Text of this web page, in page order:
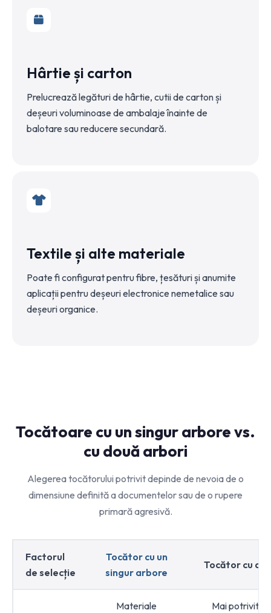
Hârtie și carton
Prelucrează legături de hârtie, cutii de carton și
deșeuri voluminoase de ambalaje înainte de
balotare sau reducere secundară.
Textile și alte materiale
Poate fi configurat pentru fibre, țesături și anumite
aplicații pentru deșeuri electronice nemetalice sau
deșeuri organice.
Tocătoare cu un singur arbore vs.
cu două arbori
Alegerea tocătorului potrivit depinde de nevoia de o
dimensiune definită a documentelor sau de o rupere
primară agresivă.
Factorul
de selecție
Tocător cu un
singur arbore
Tocător cu
Materiale
Mai potrivit